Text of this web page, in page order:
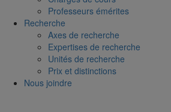
Professeurs émérites
Recherche
Axes de recherche
Expertises de recherche
Unités de recherche
Prix et distinctions
Nous joindre